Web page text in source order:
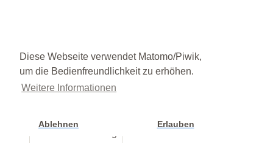
Diese Webseite verwendet Matomo/Piwik,
um die Bedienfreundlichkeit zu erhöhen.
Weitere Informationen
Ablehnen Erlauben